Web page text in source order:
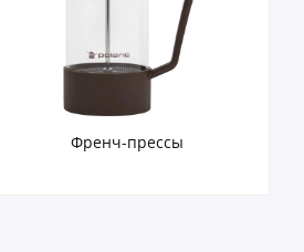
Френч-прессы